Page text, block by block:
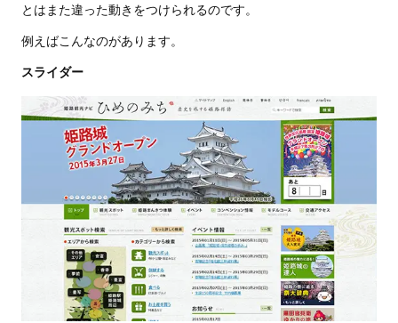
とはまた違った動きをつけられるのです。
例えばこんなのがあります。
スライダー